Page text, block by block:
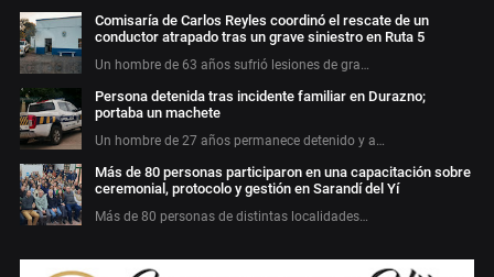
Comisaría de Carlos Reyles coordinó el rescate de un
conductor atrapado tras un grave siniestro en Ruta 5
Un hombre de 63 años sufrió lesiones de gra…
Persona detenida tras incidente familiar en Durazno;
portaba un machete
Un hombre de 27 años permanece detenido y a…
Más de 80 personas participaron en una capacitación sobre
ceremonial, protocolo y gestión en Sarandí del Yí
Más de 80 personas de distintas localidades…